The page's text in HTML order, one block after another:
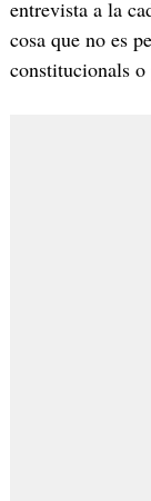
entrevista a la
cosa que no es
constitucionals o